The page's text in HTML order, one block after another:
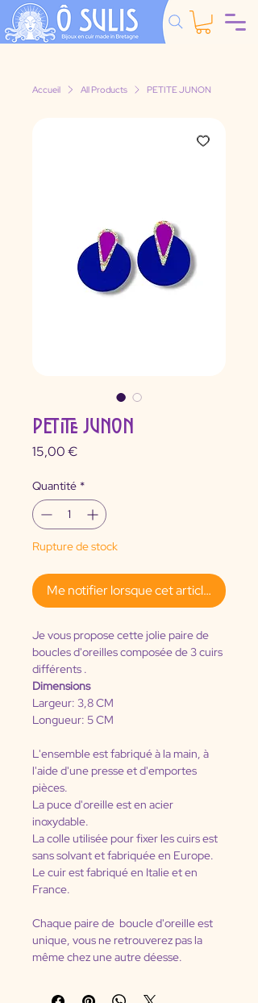
Accueil All Products PETITE JUNON
PETITE JUNON
15,00 €Prix
Quantité *
Rupture de stock
Me notifier lorsque cet article est
Je vous propose cette jolie paire de
boucles d'oreilles composée de 3 cuirs
différents .
Dimensions
Largeur: 3,8 CM
Longueur: 5 CM
L'ensemble est fabriqué à la main, à
l'aide d'une presse et d'emportes
pièces.
La puce d'oreille est en acier
inoxydable.
La colle utilisée pour fixer les cuirs est
sans solvant et fabriquée en Europe.
Le cuir est fabriqué en Italie et en
France.
Chaque paire de  boucle d'oreille est
unique, vous ne retrouverez pas la
même chez une autre déesse.